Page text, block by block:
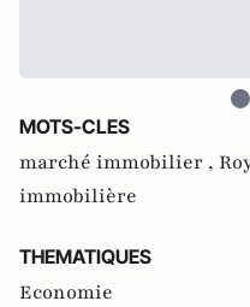
MOTS-CLES
marché immobilier ,
immobilière
THEMATIQUES
Economie